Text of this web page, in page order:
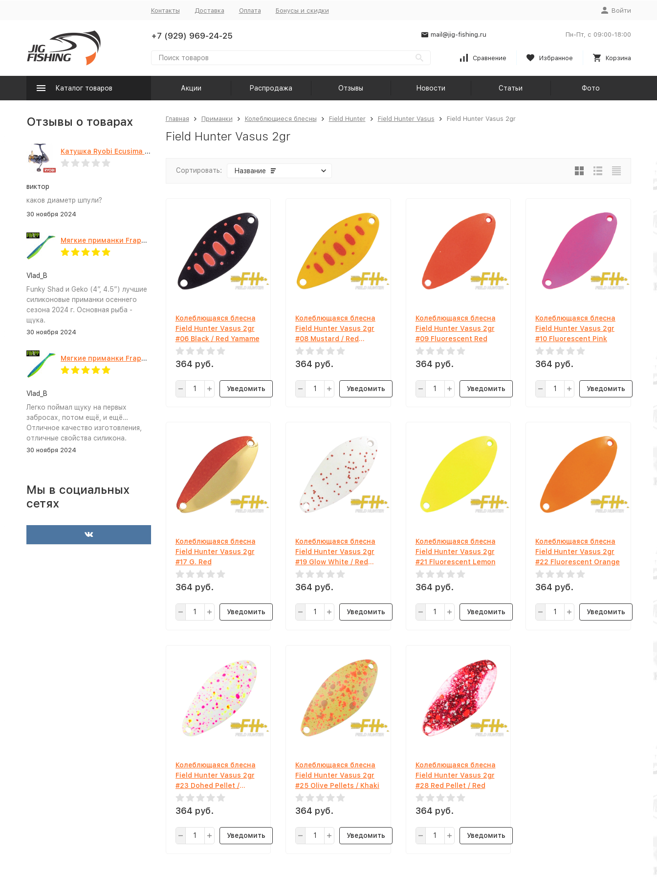
Контакты Доставка Оплата Бонусы и скидки Войти
+7 (929) 969-24-25 mail@jig-fishing.ru Пн-Пт, с 09:00-18:00
Сравнение Избранное Корзина
Каталог товаров Акции Распродажа Отзывы Новости Статьи Фото
Главная Приманки Колеблющиеся блесны Field Hunter Field Hunter Vasus Field Hunter Vasus 2gr
Field Hunter Vasus 2gr
Сортировать: Название
Колеблющаяся блесна
Field Hunter Vasus 2gr
#06 Black / Red Yamame
364 руб.
Уведомить
Колеблющаяся блесна
Field Hunter Vasus 2gr
#08 Mustard / Red
Yamame
364 руб.
Уведомить
Колеблющаяся блесна
Field Hunter Vasus 2gr
#09 Fluorescent Red
364 руб.
Уведомить
Колеблющаяся блесна
Field Hunter Vasus 2gr
#10 Fluorescent Pink
364 руб.
Уведомить
Колеблющаяся блесна
Field Hunter Vasus 2gr
#17 G. Red
364 руб.
Уведомить
Колеблющаяся блесна
Field Hunter Vasus 2gr
#19 Glow White / Red
Lame
364 руб.
Уведомить
Колеблющаяся блесна
Field Hunter Vasus 2gr
#21 Fluorescent Lemon
364 руб.
Уведомить
Колеблющаяся блесна
Field Hunter Vasus 2gr
#22 Fluorescent Orange
364 руб.
Уведомить
Колеблющаяся блесна
Field Hunter Vasus 2gr
#23 Dohed Pellet /
White
364 руб.
Уведомить
Колеблющаяся блесна
Field Hunter Vasus 2gr
#25 Olive Pellets / Khaki
364 руб.
Уведомить
Колеблющаяся блесна
Field Hunter Vasus 2gr
#28 Red Pellet / Red
364 руб.
Уведомить
Отзывы о товарах
Катушка Ryobi Ecusima PRO LT 5000
виктор
каков диаметр шпули?
30 ноября 2024
Мягкие приманки Frapp Funky Shad 4" #PAL03
Vlad_B
Funky Shad и Geko (4”, 4.5”) лучшие
силиконовые приманки осеннего
сезона 2024 г. Основная рыба -
щука.
30 ноября 2024
Мягкие приманки Frapp Geko 4.5" #PAL03
Vlad_B
Легко поймал щуку на первых
забросах, потом ещё, и ещё…
Отличное качество изготовления,
отличные свойства силикона.
30 ноября 2024
Мы в социальных
сетях